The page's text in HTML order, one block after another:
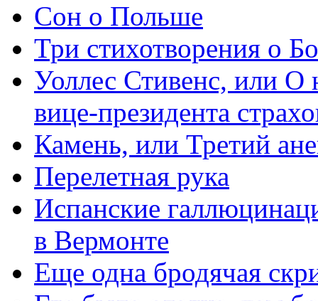
Сон о Польше
Три стихотворения о
Уоллес Стивенс, или О
вице-президента
Камень, или Третий
Перелетная рука
Испанские
в Вермонте
Еще одна бродячая